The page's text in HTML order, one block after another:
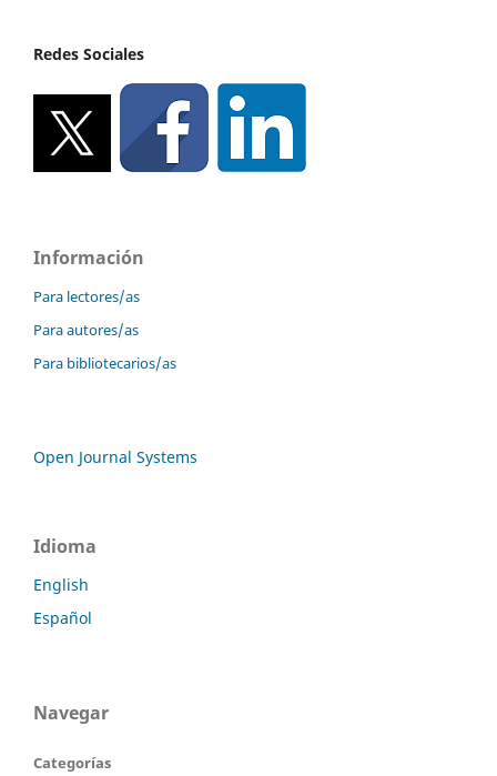
Redes Sociales
Información
Para lectores/as
Para autores/as
Para bibliotecarios/as
Open Journal Systems
Idioma
English
Español
Navegar
Categorías